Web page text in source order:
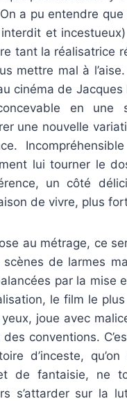
a pu entendre
et
tant la réalisatrice
mettre mal à
cinéma de Jacques
en une
une nouvelle
lui tourner le
un côté
de vivre, plus
au métrage, ce
de larmes
par la mise
le film le
joue avec
conventions.
d’inceste,
de fantaisie, ne
s’attarder sur la